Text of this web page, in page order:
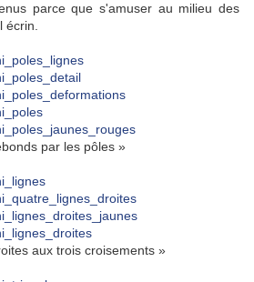
parce que s'amuser au milieu des
écrin.
par les pôles »
aux trois croisements »